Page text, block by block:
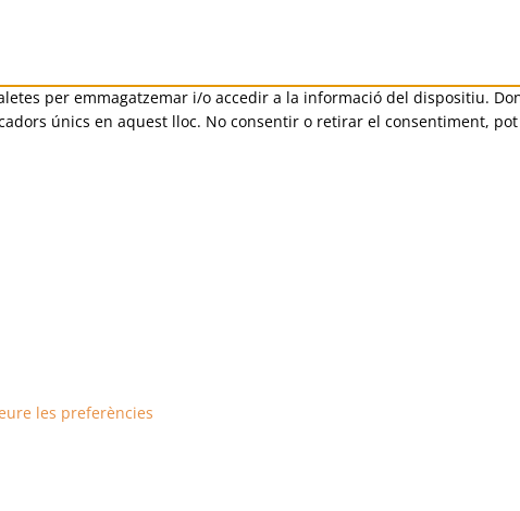
per emmagatzemar i/o accedir a la informació del dispositiu.
únics en aquest lloc. No consentir o retirar el consentiment,
les preferències